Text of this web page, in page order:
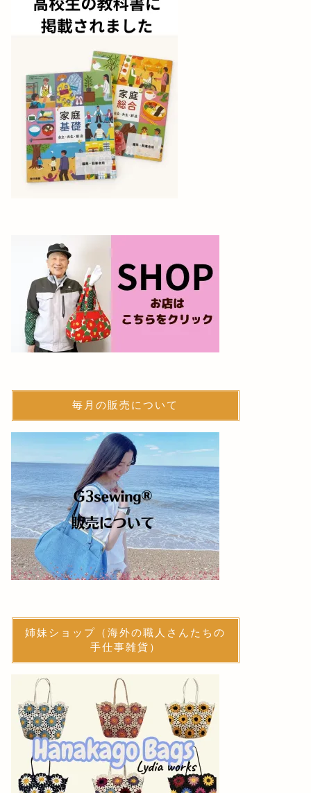
毎月の販売について
姉妹ショップ（海外の職人さんたちの
手仕事雑貨）